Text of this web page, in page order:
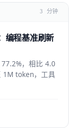
3 分钟
程基准刷新
，相比 4.0
1M token，工具